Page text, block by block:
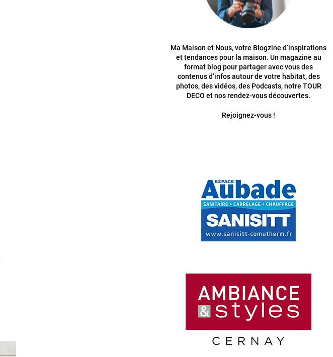
Ma Maison et Nous, votre Blogzine d’inspirations
et tendances pour la maison. Un magazine au
format blog pour partager avec vous des
contenus d’infos autour de votre habitat, des
photos, des vidéos, des Podcasts, notre TOUR
DECO et nos rendez-vous découvertes.
Rejoignez-vous !